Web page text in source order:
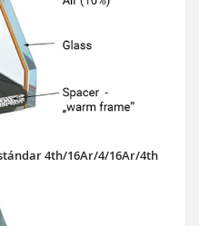
4th/16Ar/4/16Ar/4th